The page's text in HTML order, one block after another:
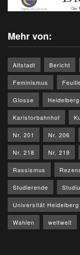
Mehr von:
Altstadt Bericht
Feminismus
Glosse Heidelberg
Karlstorbahnhof
Nr. 201 Nr. 206
Nr. 218 Nr. 219
Rassismus
Studierende
Universität Heidelberg
Wahlen weltweit